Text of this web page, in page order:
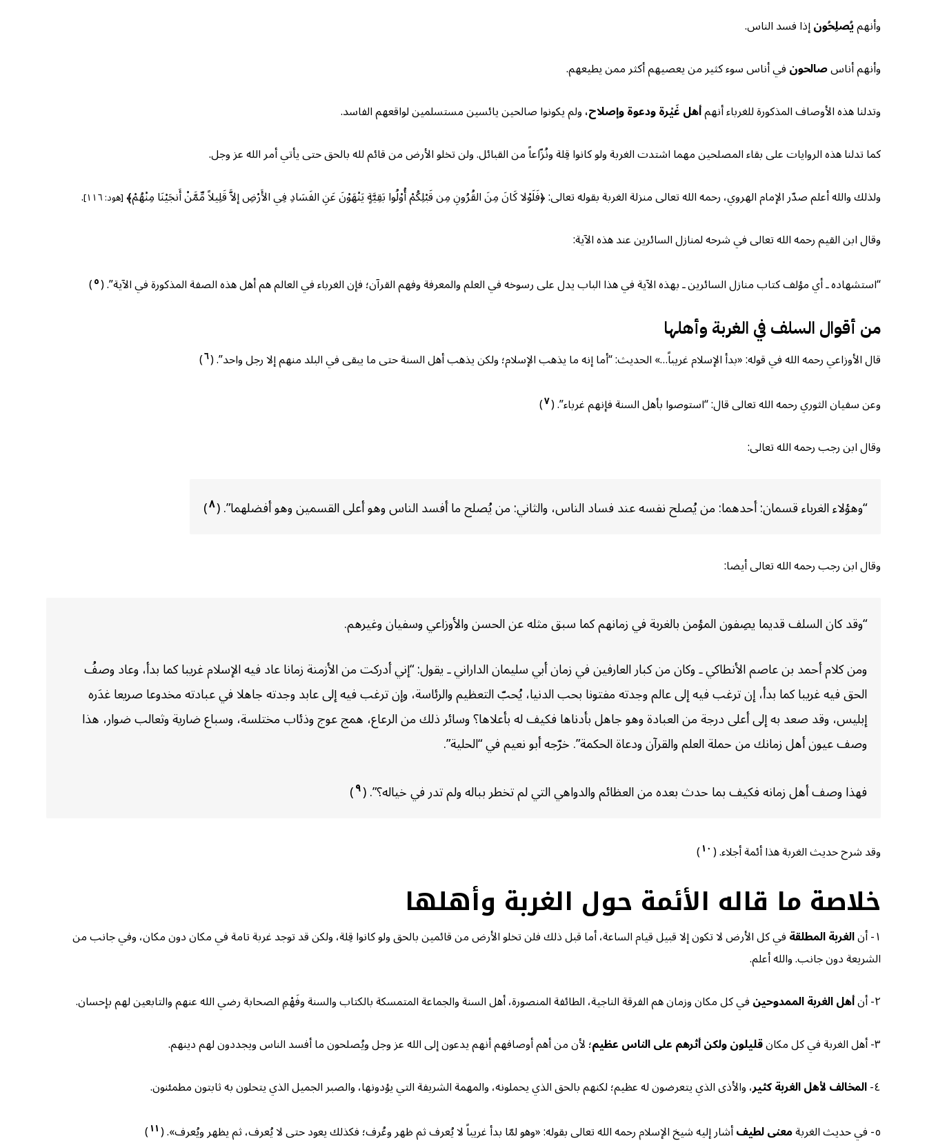
وأنهميُصلِحُونإذا فسد الناس.
وأنهم أناسصالحونفي أناس سوء كثير من يعصيهم أكثر ممن يطيعهم.
وتدلنا هذه الأوصاف المذكورة للغرباء أنهمأهل غَيْرة ودعوة وإصلاح،ولم يكونوا صالحين يائسين مستسلمين لواقعهم الفاسد.
كما تدلنا هذه الروايات على بقاء المصلحين مهما اشتدت الغربة ولو كانوا قِلة ونُزّاعاً من القبائل. ولن تخلو الأرض من قائم لله بالحق حتى يأتي أمر الله عز وجل.
ولذلك والله أعلم صدّر الإمام الهروي، رحمه الله تعالى منزلة الغربة بقوله تعالى: ﴿فَلَوْلا كَانَ مِنَ القُرُونِ مِن قَبْلِكُمْ أُوْلُوا بَقِيَّةٍ يَنْهَوْنَ عَنِ الفَسَادِ فِي الأَرْضِ إلاَّ قَلِيلاً مِّمَّنْ أَنجَيْنَا مِنْهُمْ﴾[هود: ١١٦]
.
وقال ابن القيم رحمه الله تعالى في شرحه لمنازل السائرين عند هذه الآية:
“استشهاده ـ أي مؤلف كتاب منازل السائرين ـ بهذه الآية في هذا الباب يدل على رسوخه في العلم والمعرفة وفهم القرآن؛ فإن الغرباء في العالم هم أهل هذه الصفة المذكورة في الآية”. (٥)
من أقوال السلف في الغربة وأهلها
قال الأوزاعي رحمه الله في قوله: «بدأ الإسلام غريباً…» الحديث: “أما إنه ما يذهب الإسلام؛ ولكن يذهب أهل السنة حتى ما يبقى في البلد منهم إلا رجل واحد”. (٦)
وعن سفيان الثوري رحمه الله تعالى قال: “استوصوا بأهل السنة فإنهم غرباء”. (٧)
وقال ابن رجب رحمه الله تعالى:
“وهؤلاء الغرباء قسمان: أحدهما: من يُصلح نفسه عند فساد الناس، والثاني: من يُصلح ما أفسد الناس وهو أعلى القسمين وهو أفضلهما”. (٨)
وقال ابن رجب رحمه الله تعالى أيضا:
“وقد كان السلف قديما يصِفون المؤمن بالغربة في زمانهم كما سبق مثله عن الحسن والأوزاعي وسفيان وغيرهم.
ومن كلام أحمد بن عاصم الأنطاكي ـ وكان من كبار العارفين في زمان أبي سليمان الداراني ـ يقول: “إني أدركت من الأزمنة زمانا عاد فيه الإسلام غريبا كما بدأ، وعاد وصفُ
الحق فيه غريبا كما بدأ، إن ترغب فيه إلى عالم وجدته مفتونا بحب الدنيا، يُحبّ التعظيم والرئاسة، وإن ترغب فيه إلى عابد وجدته جاهلا في عبادته مخدوعا صريعا غدَره
إبليس، وقد صعد به إلى أعلى درجة من العبادة وهو جاهل بأدناها فكيف له بأعلاها؟ وسائر ذلك من الرعاع، همج عوج وذئاب مختلسة، وسباع ضارية وثعالب ضوار، هذا
وصف عيون أهل زمانك من حملة العلم والقرآن ودعاة الحكمة”. خرّجه أبو نعيم في “الحلية”.
فهذا وصف أهل زمانه فكيف بما حدث بعده من العظائم والدواهي التي لم تخطر بباله ولم تدر في خياله؟”. (٩)
وقد شرح حديث الغربة هذا أئمة أجلاء. (١٠)
خلاصة ما قاله الأئمة حول الغربة وأهلها
١- أن الغربة المطلقةفي كل الأرض لا تكون إلا قبيل قيام الساعة، أما قبل ذلك فلن تخلو الأرض من قائمين بالحق ولو كانوا قِلة، ولكن قد توجد غربة تامة في مكان دون مكان، وفي جانب من
الشريعة دون جانب. والله أعلم.
٢- أن
أهل الغربة الممدوحينفي كل مكان وزمان هم الفرقة الناجية، الطائفة المنصورة، أهل السنة والجماعة المتمسكة بالكتاب والسنة وفَهْمِ الصحابة رضي الله عنهم والتابعين لهم بإحسان.
٣- أهل الغربة في كل مكان
قليلونولكن أثرهم على الناس عظيم؛ لأن من أهم أوصافهم أنهم يدعون إلى الله عز وجل ويُصلحون ما أفسد الناس ويجددون لهم دينهم.
٤- المخالف لأهل الغربة كثير، والأذى الذي يتعرضون له عظيم؛ لكنهم بالحق الذي يحملونه، والمهمة الشريفة التي يؤدونها، والصبر الجميل الذي يتحلون به ثابتون مطمئنون.
٥- في حديث الغربة
معنى لطيفأشار إليه شيخ الإسلام رحمه الله تعالى بقوله: «وهو لمّا بدأ غريباً لا يُعرف ثم ظهر وعُرف؛ فكذلك يعود حتى لا يُعرف، ثم يظهر ويُعرف». (١١)